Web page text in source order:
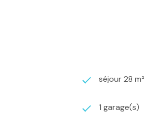
séjour 28 m²
1 garage(s)